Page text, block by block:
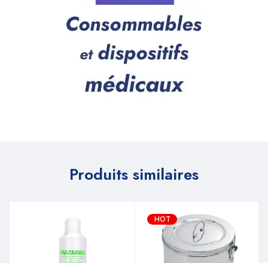
Produits similaires
HOT